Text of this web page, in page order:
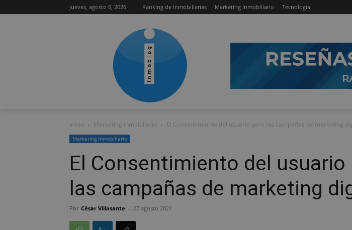
jueves, agosto 6, 2026 Ranking de inmobiliarias Marketing inmobiliario Tecnología
Inicio Marketing inmobiliario El Consentimiento del usuario para las campañas de marketing
Marketing inmobiliario
El Consentimiento del usuario
las campañas de marketing
Por César Villasante - 27 agosto 2021